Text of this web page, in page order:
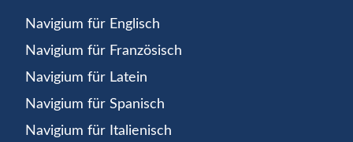
Navigium für Englisch
Navigium für Französisch
Navigium für Latein
Navigium für Spanisch
Navigium für Italienisch